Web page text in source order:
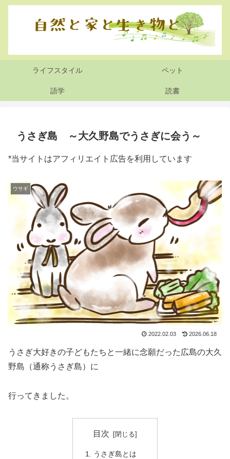
ライフスタイル ペット
語学 読書
うさぎ島 ～大久野島でうさぎに会う～
*当サイトはアフィリエイト広告を利用しています
ウサギ
2022.02.03 2026.06.18
うさぎ大好きの子どもたちと一緒に念願だった広島の大久
野島（通称うさぎ島）に
行ってきました。
目次
うさぎ島とは